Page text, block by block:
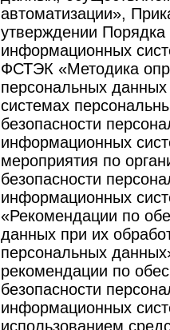
автоматизации»,
утверждении
информационных
ФСТЭК «Методика
персональных
системах
безопасности
информационных
мероприятия по
безопасности
информационных
«Рекомендации по
данных при их
персональных
рекомендации по
безопасности
информационных
использованием